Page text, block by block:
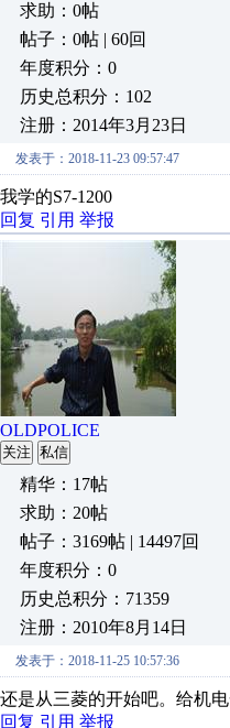
求助：0帖
帖子：0帖 | 60回
年度积分：0
历史总积分：102
注册：2014年3月23日
发表于：2018-11-23 09:57:47
我学的S7-1200
回复 引用 举报
OLDPOLICE
关注 私信
精华：17帖
求助：20帖
帖子：3169帖 | 14497回
年度积分：0
历史总积分：71359
注册：2010年8月14日
发表于：2018-11-25 10:57:36
还是从三菱的开始吧。给机
回复 引用 举报